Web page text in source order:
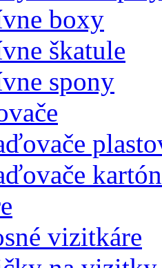
boxy
škatule
spony
vizitkáre